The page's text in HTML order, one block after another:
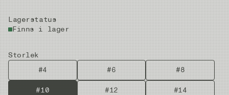
Lagerstatus
Finns i lager
Storlek
#4
#6 #8
#10 #12 #14